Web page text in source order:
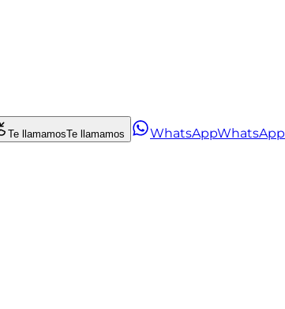
Te llamamosTe llamamos WhatsAppWhatsApp